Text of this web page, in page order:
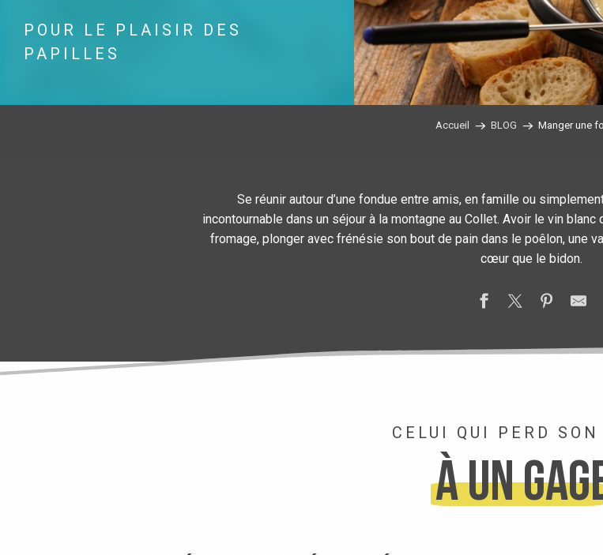
POUR LE PLAISIR DES
PAPILLES
Accueil BLOG Manger une
Se réunir autour d’une fondue entre amis, en famille ou
incontournable dans un séjour à la montagne au Collet. Avoir le vin
fromage, plonger avec frénésie son bout de pain dans le poêlon, une
cœur que le bidon.
CELUI QUI PERD
à un